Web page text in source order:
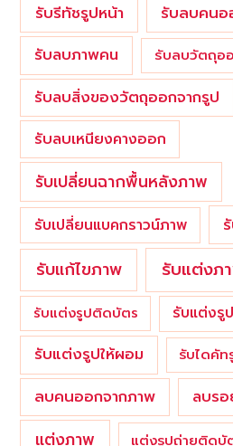
รับรีทัชรูปหน้า
รับลบคนอ
รับลบภาพคน
รับลบวัตถุอ
รับลบสิ่งของวัตถุออกจากรูป
รับลบเหนียงคางออก
รับเปลี่ยนฉากพื้นหลังภาพ
รับเปลี่ยนแบคกราวน์ภาพ
รับแก้ไขภาพ รับแต่งภ
รับแต่งรูปติดบัตร รับแต่งรู
รับแต่งรูปให้ผอม รับไดคัท
ลบคนออกจากภาพ ลบรอ
แต่งภาพ แต่งรูปถ่ายติดบั